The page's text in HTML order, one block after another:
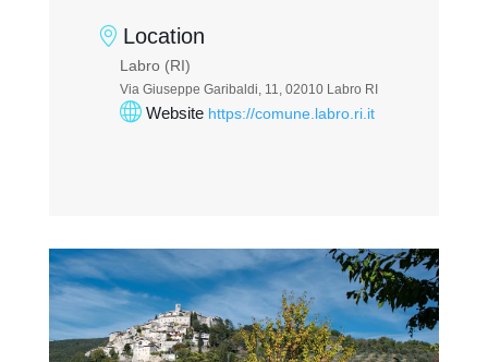
Location
Labro (RI)
Via Giuseppe Garibaldi, 11, 02010 Labro RI
Website https://comune.labro.ri.it